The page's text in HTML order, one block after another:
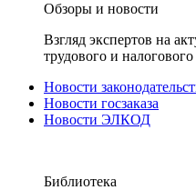
Обзоры и новости
Взгляд экспертов на
трудового и налогового
Новости
Новости госзаказа
Новости ЭЛКОД
Библиотека